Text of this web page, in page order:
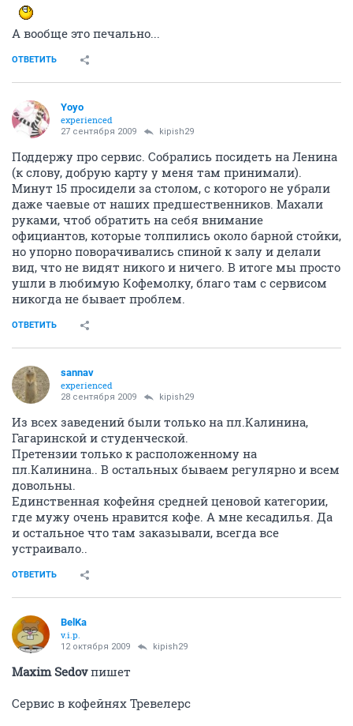
А вообще это печально...
ОТВЕТИТЬ
Yoyo
experienced
27 сентября 2009 kipish29
Поддержу про сервис. Собрались посидеть на Ленина
(к слову, добрую карту у меня там принимали).
Минут 15 просидели за столом, с которого не убрали
даже чаевые от наших предшественников. Махали
руками, чтоб обратить на себя внимание
официантов, которые толпились около барной стойки,
но упорно поворачивались спиной к залу и делали
вид, что не видят никого и ничего. В итоге мы просто
ушли в любимую Кофемолку, благо там с сервисом
никогда не бывает проблем.
ОТВЕТИТЬ
sannav
experienced
28 сентября 2009 kipish29
Из всех заведений были только на пл.Калинина,
Гагаринской и студенческой.
Претензии только к расположенному на
пл.Калинина.. В остальных бываем регулярно и всем
довольны.
Единственная кофейня средней ценовой категории,
где мужу очень нравится кофе. А мне кесадилья. Да
и остальное что там заказывали, всегда все
устраивало..
ОТВЕТИТЬ
BelKa
v.i.p.
12 октября 2009 kipish29
Maxim Sedovпишет
Сервис в кофейнях Тревелерс